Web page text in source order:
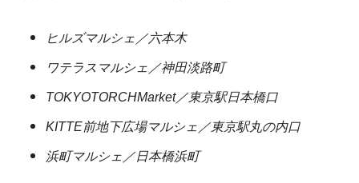
ヒルズマルシェ／六本木
ワテラスマルシェ／神田淡路町
TOKYOTORCHMarket／東京駅日本橋口
KITTE前地下広場マルシェ／東京駅丸の内口
浜町マルシェ／日本橋浜町